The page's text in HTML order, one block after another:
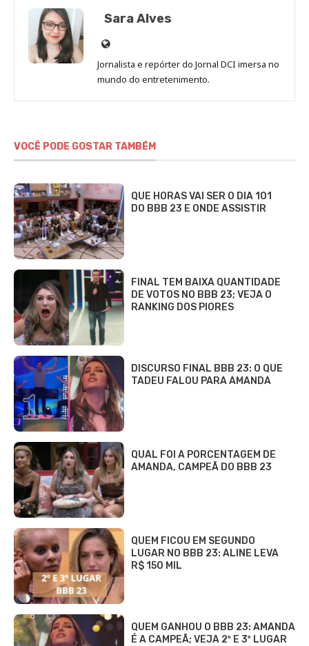
Sara Alves
Site
de
Sara
Jornalista e repórter do Jornal DCI imersa no
mundo do entretenimento.
VOCÊ PODE GOSTAR TAMBÉM
QUE HORAS VAI SER O DIA 101
DO BBB 23 E ONDE ASSISTIR
FINAL TEM BAIXA QUANTIDADE
DE VOTOS NO BBB 23; VEJA O
RANKING DOS PIORES
DISCURSO FINAL BBB 23: O QUE
TADEU FALOU PARA AMANDA
QUAL FOI A PORCENTAGEM DE
AMANDA, CAMPEÃ DO BBB 23
QUEM FICOU EM SEGUNDO
LUGAR NO BBB 23: ALINE LEVA
R$ 150 MIL
QUEM GANHOU O BBB 23: AMANDA
É A CAMPEÃ; VEJA 2º E 3º LUGAR